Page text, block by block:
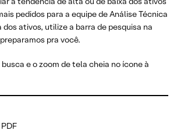
pedidos para a equipe de Análise Técnica
dos ativos, utilize a barra de pesquisa na
pra você.
e o zoom de tela cheia no ícone à